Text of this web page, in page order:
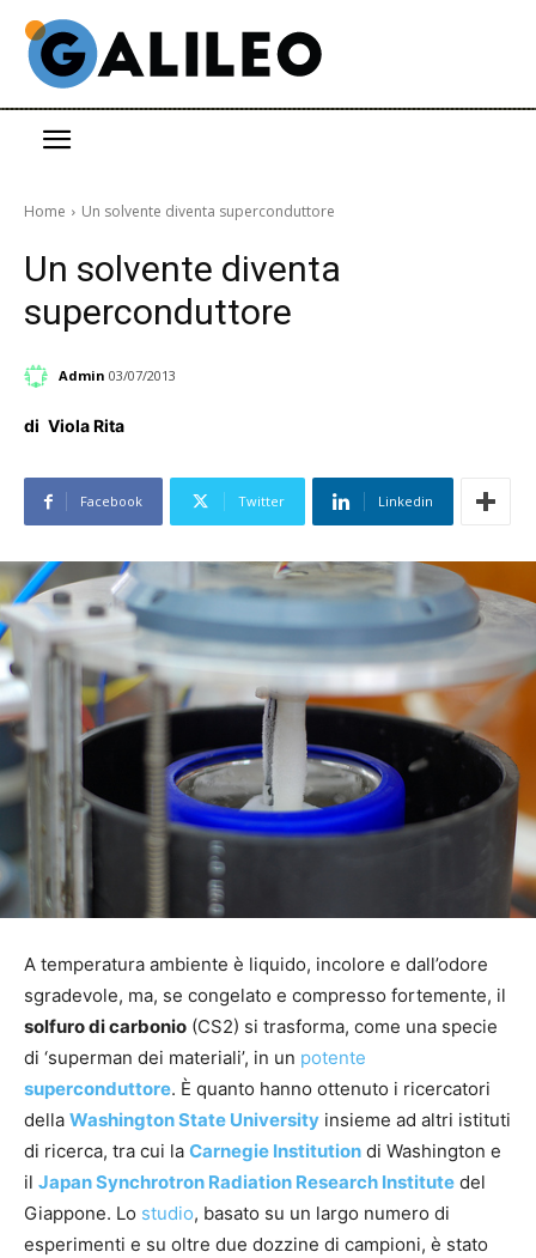
Home Un solvente diventa superconduttore
Un solvente diventa
superconduttore
Admin 03/07/2013
di Viola Rita
Facebook Twitter Linkedin
A temperatura ambiente è liquido, incolore e dall’odore
sgradevole, ma, se congelato e compresso fortemente, il
solfuro di carbonio (CS2) si trasforma, come una specie
di ‘superman dei materiali’, in un potente
superconduttore. È quanto hanno ottenuto i ricercatori
della Washington State University insieme ad altri istituti
di ricerca, tra cui la Carnegie Institution di Washington e
il JapanSynchrotron Radiation Research Institute del
Giappone. Lo studio, basato su un largo numero di
esperimenti e su oltre due dozzine di campioni, è stato